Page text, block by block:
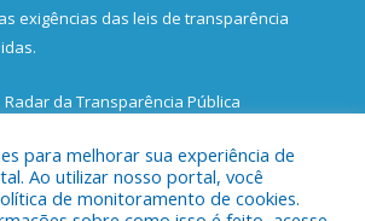
exigências das leis de transparência
Radar da Transparência Pública
para melhorar sua experiência de
Ao utilizar nosso portal, você
de monitoramento de cookies.